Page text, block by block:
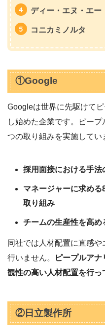
ディー・エヌ・エー
コニカミノルタ
①Google
Googleは世界に先駆けて
し始めた企業です。ピー
つの取り組みを実施してい
採用面接における手法
マネージャーに求め
取り組み
チームの生産性を高め
同社では人材配置に直感
行いません。
ピープルア
観性の高い人材配置を行っ
②日立製作所